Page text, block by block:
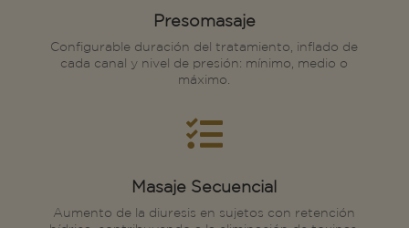
Presomasaje
Configurable duración del tratamiento, inflado de
cada canal y nivel de presión: mínimo, medio o
máximo.

Masaje Secuencial
Aumento de la diuresis en sujetos con retención